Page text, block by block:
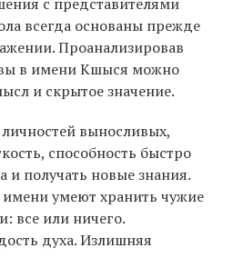
всегда основаны прежде
Проанализировав
в имени Кшыся можно
и скрытое значение.
выносливых,
способность быстро
и получать новые знания.
умеют хранить чужие
все или ничего.
духа. Излишняя